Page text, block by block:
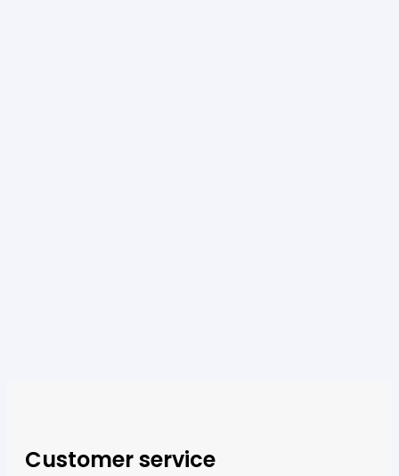
Customer service